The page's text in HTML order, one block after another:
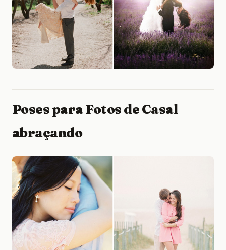
Poses para Fotos de Casal
abraçando